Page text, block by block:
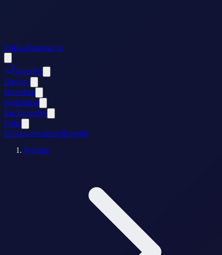
PrijavaRegistracija
AstroPut
Znakovi
Horoskop
Kalkulatori
Enciklopedija
Nebo
Politika privatnostiKontakt
Početna